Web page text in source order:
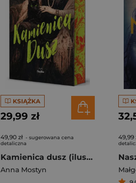
KSIĄŻKA
29,99 zł
49,90 zł - sugerowana cena
detaliczna
Kamienica dusz (ilustrowane brzegi)
Anna Mostyn
49,99